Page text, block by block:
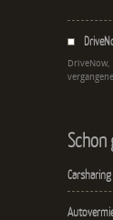
DriveNow,
Schon